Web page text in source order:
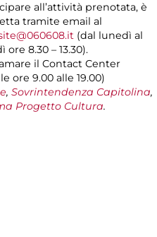
all’attività prenotata, è
tramite email al
(dal lunedì al
8.30 – 13.30).
il Contact Center
ore 9.00 alle 19.00)
, Sovrintendenza Capitolina,
Progetto Cultura.